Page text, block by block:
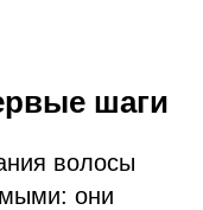
шаги
волосы
они